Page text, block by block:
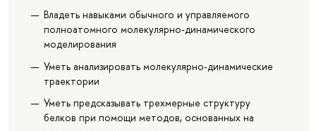
Владеть навыками обычного и управляемого
полноатомного молекулярно-динамического
моделирования
Уметь анализировать молекулярно-динамические
траектории
Уметь предсказывать трехмерные структуру
белков при помощи методов, основанных на